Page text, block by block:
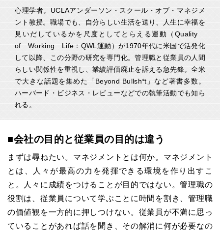
心理学者。UCLAアンダーソン・スクール・オブ・マネジメ
ント教授。職場でも、自分らしい生活を送り、人生に幸福を
見いだしているかを尺度としてとらえる運動（Quality
of Working Life：QWL運動）が1970年代に米国で活発化
して以降、この分野の研究を専門化。管理職と従業員の人間
らしい関係性を重視し、業績評価廃止を訴える急先鋒。全米
で大きな話題を集めた「Beyond Bullsh*t」など著書多数。
ハーバード・ビジネス・レビューなどでの執筆活動でも知ら
れる。
■会社の目的と従業員の目的は違う
まずは尋ねたい。マネジメントとは何か。マネジメント
とは、人々が最高の力を発揮できる環境を作り出すこ
と。人々に成績をつけることが目的ではない。管理職の
役割は、従業員について学ぶことに時間を割き、管理職
の価値観を一方的に押しつけない。従業員が不満に思っ
ていることがあれば話を聞き、その解消に何が必要なの